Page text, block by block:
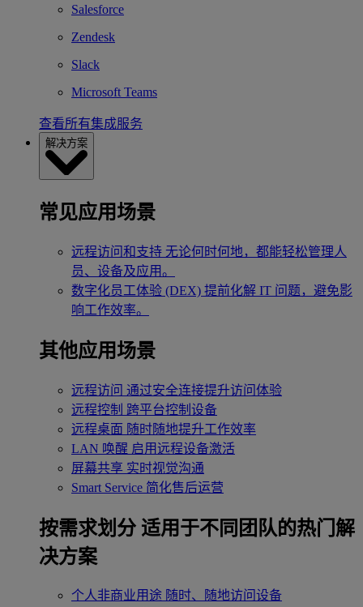
Salesforce
Zendesk
Slack
Microsoft Teams
查看所有集成服务
解决方案
常见应用场景
远程访问和支持 无论何时何地，都能轻松管理人
员、设备及应用。
数字化员工体验 (DEX) 提前化解 IT 问题，避免影
响工作效率。
其他应用场景
远程访问 通过安全连接提升访问体验
远程控制 跨平台控制设备
远程桌面 随时随地提升工作效率
LAN 唤醒 启用远程设备激活
屏幕共享 实时视觉沟通
Smart Service 简化售后运营
按需求划分 适用于不同团队的热门解
决方案
个人非商业用途 随时、随地访问设备